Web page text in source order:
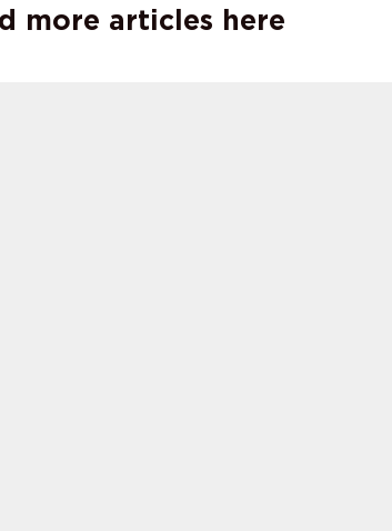
more articles here